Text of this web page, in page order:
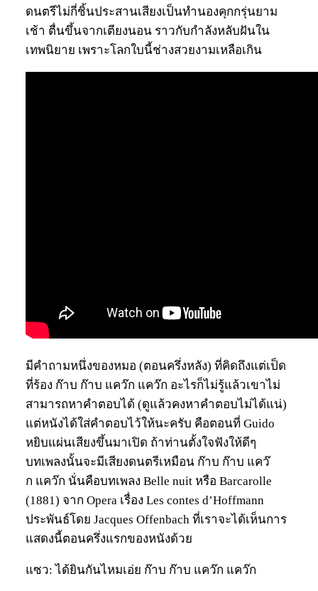
ดนตรีไม่กี่ชิ้นประสานเสียงเป็นทำนองคุกกรุ่นยาม
เช้า ตื่นขึ้นจากเตียงนอน ราวกับกำลังหลับฝันใน
เทพนิยาย เพราะโลกใบนี้ช่างสวยงามเหลือเกิน
มีคำถามหนึ่งของหมอ (ตอนครึ่งหลัง) ที่คิดถึงแต่เป็ด
ที่ร้อง ก๊าบ ก๊าบ แคว๊ก แคว๊ก อะไรก็ไม่รู้แล้วเขาไม่
สามารถหาคำตอบได้ (ดูแล้วคงหาคำตอบไม่ได้แน่)
แต่หนังได้ใส่คำตอบไว้ให้นะครับ คือตอนที่ Guido
หยิบแผ่นเสียงขึ้นมาเปิด ถ้าท่านตั้งใจฟังให้ดีๆ
บทเพลงนั้นจะมีเสียงดนตรีเหมือน ก๊าบ ก๊าบ แคว๊
ก แคว๊ก นั่นคือบทเพลง Belle nuit หรือ Barcarolle
(1881) จาก Opera เรื่อง Les contes d’Hoffmann
ประพันธ์โดย Jacques Offenbach ที่เราจะได้เห็นการ
แสดงนี้ตอนครึ่งแรกของหนังด้วย
แซว: ได้ยินกันไหมเอ่ย ก๊าบ ก๊าบ แคว๊ก แคว๊ก